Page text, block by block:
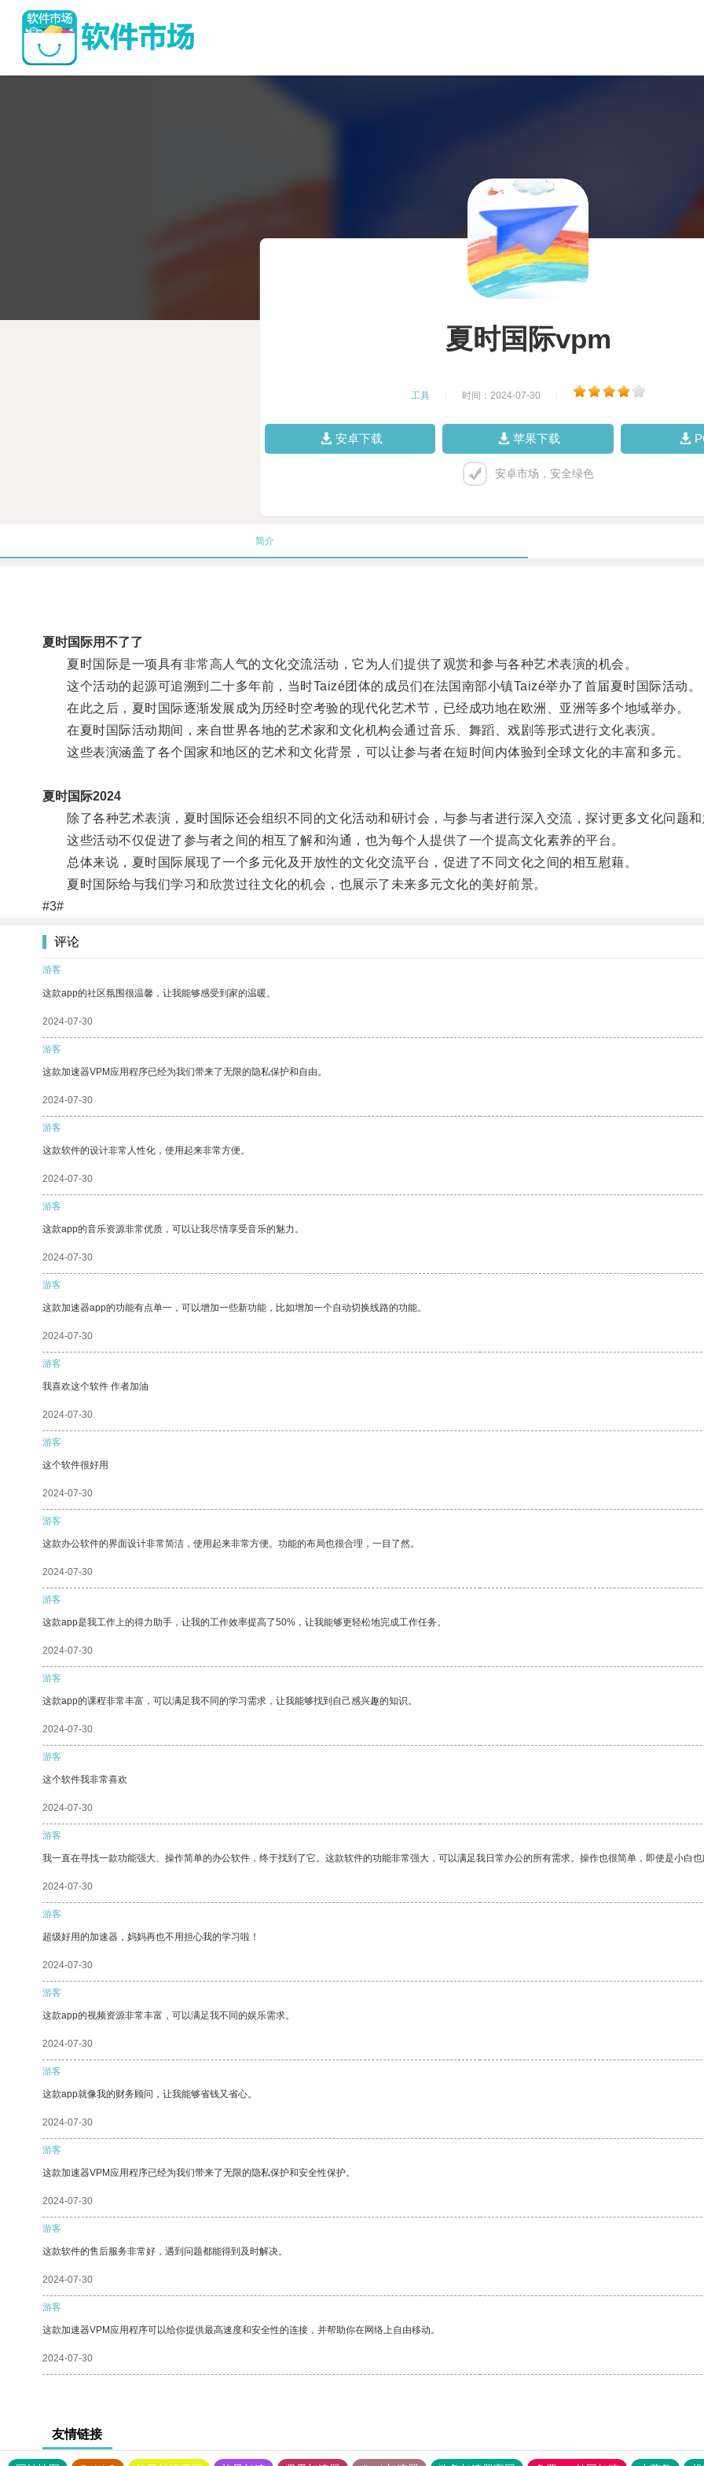
夏时国际vpm
工具 时间：2024-07-30
安卓下载 苹果下载
安卓市场，安全绿色
简介
夏时国际用不了了
夏时国际是一项具有非常高人气的文化交流活动，它为人们提供了观赏和参与各种艺术表演的机会。
这个活动的起源可追溯到二十多年前，当时Taizé团体的成员们在法国南部小镇Taizé举办了首届夏时国际活动。
在此之后，夏时国际逐渐发展成为历经时空考验的现代化艺术节，已经成功地在欧洲、亚洲等多个地域举办。
在夏时国际活动期间，来自世界各地的艺术家和文化机构会通过音乐、舞蹈、戏剧等形式进行文化表演。
这些表演涵盖了各个国家和地区的艺术和文化背景，可以让参与者在短时间内体验到全球文化的丰富和多元。
夏时国际2024
除了各种艺术表演，夏时国际还会组织不同的文化活动和研讨会，与参与者进行深入交流，探讨更多文化问题和
这些活动不仅促进了参与者之间的相互了解和沟通，也为每个人提供了一个提高文化素养的平台。
总体来说，夏时国际展现了一个多元化及开放性的文化交流平台，促进了不同文化之间的相互慰藉。
夏时国际给与我们学习和欣赏过往文化的机会，也展示了未来多元文化的美好前景。
#3#
评论
游客
这款app的社区氛围很温馨，让我能够感受到家的温暖。
2024-07-30
游客
这款加速器VPM应用程序已经为我们带来了无限的隐私保护和自由。
2024-07-30
游客
这款软件的设计非常人性化，使用起来非常方便。
2024-07-30
游客
这款app的音乐资源非常优质，可以让我尽情享受音乐的魅力。
2024-07-30
游客
这款加速器app的功能有点单一，可以增加一些新功能，比如增加一个自动切换线路的功能。
2024-07-30
游客
我喜欢这个软件 作者加油
2024-07-30
游客
这个软件很好用
2024-07-30
游客
这款办公软件的界面设计非常简洁，使用起来非常方便。功能的布局也很合理，一目了然。
2024-07-30
游客
这款app是我工作上的得力助手，让我的工作效率提高了50%，让我能够更轻松地完成工作任务。
2024-07-30
游客
这款app的课程非常丰富，可以满足我不同的学习需求，让我能够找到自己感兴趣的知识。
2024-07-30
游客
这个软件我非常喜欢
2024-07-30
游客
我一直在寻找一款功能强大、操作简单的办公软件，终于找到了它。这款软件的功能非常强大，可以满足我日常办公的所有需求。操作也很简单，即使是小白也
2024-07-30
游客
超级好用的加速器，妈妈再也不用担心我的学习啦！
2024-07-30
游客
这款app的视频资源非常丰富，可以满足我不同的娱乐需求。
2024-07-30
游客
这款app就像我的财务顾问，让我能够省钱又省心。
2024-07-30
游客
这款加速器VPM应用程序已经为我们带来了无限的隐私保护和安全性保护。
2024-07-30
游客
这款软件的售后服务非常好，遇到问题都能得到及时解决。
2024-07-30
游客
这款加速器VPM应用程序可以给你提供最高速度和安全性的连接，并帮助你在网络上自由移动。
2024-07-30
友情链接